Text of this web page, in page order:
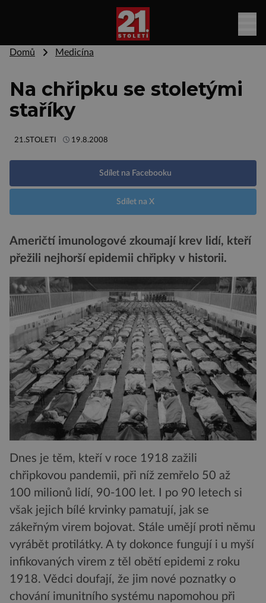
Domů Medicína
Na chřipku se stoletými
staříky
21.STOLETI 19.8.2008
Sdílet na Facebooku
Sdílet na X
Američtí imunologové zkoumají krev lidí, kteří
přežili nejhorší epidemii chřipky v historii.
Dnes je těm, kteří v roce 1918 zažili
chřipkovou pandemii, při níž zemřelo 50 až
100 milionů lidí, 90-100 let. I po 90 letech si
však jejich bílé krvinky pamatují, jak se
zákeřným virem bojovat. Stále umějí proti němu
vyrábět protilátky. A ty dokonce fungují i u myší
infikovaných virem z těl obětí epidemi z roku
1918. Vědci doufají, že jim nové poznatky o
chování imunitního systému napomohou při